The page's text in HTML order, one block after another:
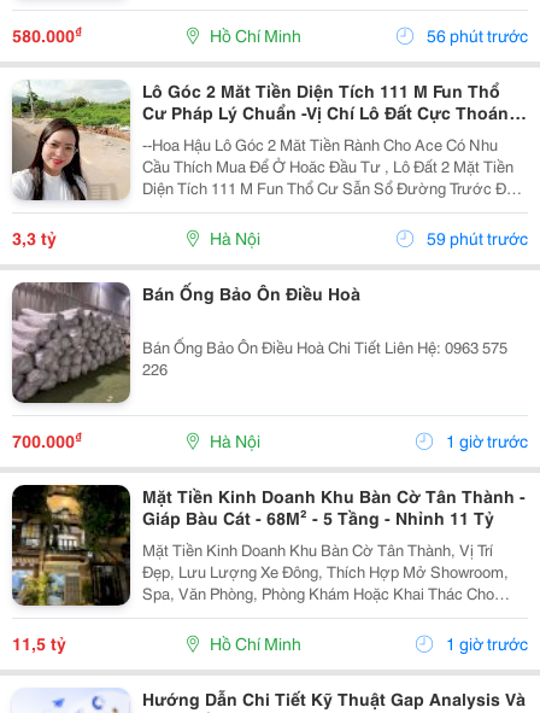
Tạp Hóa, Shop, Siêu Thị Mini, Quán Ăn, Cafe... ☎️ Liên
Hệ: 0946.111.675 Kazuko Việt Nam...
580.000₫ Hồ Chí Minh 56 phút trước
Lô Góc 2 Măt Tiền Diện Tích 111 M Fun Thổ
Cư Pháp Lý Chuẩn -Vị Chí Lô Đất Cực Thoáng
Mát ,Đất Nằm Mặt Đường Chục
--Hoa Hậu Lô Góc 2 Măt Tiền Rành Cho Ace Có Nhu
Cầu Thích Mua Để Ở Hoăc Đầu Tư , Lô Đất 2 Mặt Tiền
Diện Tích 111 M Fun Thổ Cư Sẫn Sổ Đường Trước Đất
Chuẩn Bị Đang Giải Nhựa Rộng 5,,5 M 2 Ô Tô Tránh
Nhau Vị Trí Đất Sát Trường Học Cấp 1 Thôn Thanh...
3,3 tỷ Hà Nội 59 phút trước
Bán Ống Bảo Ôn Điều Hoà
Bán Ống Bảo Ôn Điều Hoà Chi Tiết Liên Hệ: 0963 575
226
700.000₫ Hà Nội 1 giờ trước
Mặt Tiền Kinh Doanh Khu Bàn Cờ Tân Thành -
Giáp Bàu Cát - 68M² - 5 Tầng - Nhỉnh 11 Tỷ
Mặt Tiền Kinh Doanh Khu Bàn Cờ Tân Thành, Vị Trí
Đẹp, Lưu Lượng Xe Đông, Thích Hợp Mở Showroom,
Spa, Văn Phòng, Phòng Khám Hoặc Khai Thác Cho
Thuê. Ưu Điểm Nổi Bật: Diện Tích: 68M&Sup2; Kết
Cấu: 4 Tầng + Sân Thượng 6 Phòng Ngủ Khép Kín...
11,5 tỷ Hồ Chí Minh 1 giờ trước
Hướng Dẫn Chi Tiết Kỹ Thuật Gap Analysis Và